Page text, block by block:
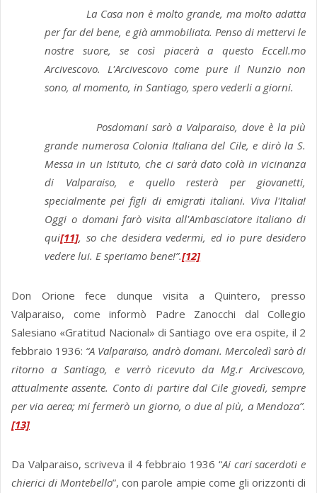
La Casa non è molto grande, ma molto adatta
per far del bene, e già ammobiliata. Penso di mettervi le
nostre suore, se così piacerà a questo Eccell.mo
Arcivescovo. L'Arcivescovo come pure il Nunzio non
sono, al momento, in Santiago, spero vederli a giorni.
Posdomani sarò a Valparaiso, dove è la più
grande numerosa Colonia Italiana del Cile, e dirò la S.
Messa in un Istituto, che ci sarà dato colà in vicinanza
di Valparaiso, e quello resterà per giovanetti,
specialmente pei figli di emigrati italiani. Viva l'Italia!
Oggi o domani farò visita all'Ambasciatore italiano di
qui[11], so che desidera vedermi, ed io pure desidero
vedere lui. E speriamo bene!”.[12]
Don Orione fece dunque visita a Quintero, presso
Valparaiso, come informò Padre Zanocchi dal Collegio
Salesiano «Gratitud Nacional» di Santiago ove era ospite, il 2
febbraio 1936: “A Valparaiso, andrò domani. Mercoledì sarò di
ritorno a Santiago, e verrò ricevuto da Mg.r Arcivescovo,
attualmente assente. Conto di partire dal Cile giovedì, sempre
per via aerea; mi fermerò un giorno, o due al più, a Mendoza”.
[13]
Da Valparaiso, scriveva il 4 febbraio 1936 “Ai cari sacerdoti e
chierici di Montebello”, con parole ampie come gli orizzonti di